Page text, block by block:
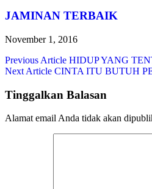
JAMINAN TERBAIK
November 1, 2016
Navigasi
pos
Previous Article HIDUP YANG
Next Article CINTA ITU BUTUH
Tinggalkan Balasan
Alamat email Anda tidak akan